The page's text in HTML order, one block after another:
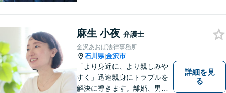
麻生 小夜 弁護士
金沢あおば法律事務所
石川県|金沢市
「より身近に、より親しみや
すく」迅速親身にトラブルを
解決に導きます。離婚、男女
詳細を見
る